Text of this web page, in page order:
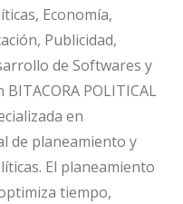
Economía,
Publicidad,
de Softwares y
POLITICAL
en
de planeamiento y
El planeamiento
tiempo,